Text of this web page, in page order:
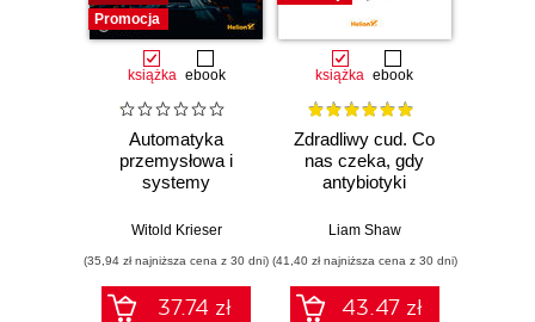
Promocja
książka ebook
Automatyka
przemysłowa i
systemy
pigułce
Witold Krieser
(35,94 zł najniższa cena z 30 dni)
37.74 zł
książka ebook
Zdradliwy cud. Co
nas czeka, gdy
antybiotyki
Liam Shaw
(41,40 zł najniższa cena z 30 dni)
43.47 zł